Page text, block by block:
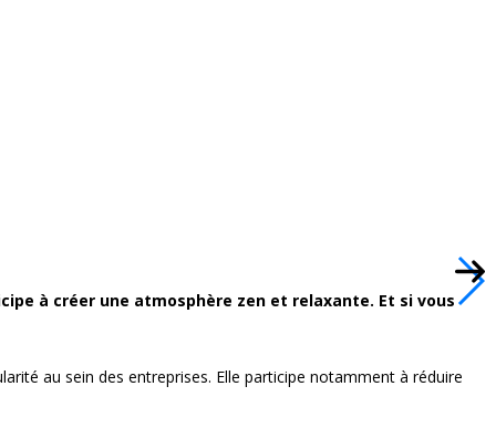
à créer une atmosphère zen et relaxante. Et si vous
au sein des entreprises. Elle participe notamment à réduire